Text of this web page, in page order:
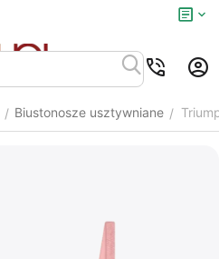
/ Biustonosze usztywniane /